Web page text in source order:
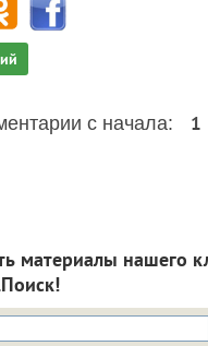
с начала: 1
материалы нашего